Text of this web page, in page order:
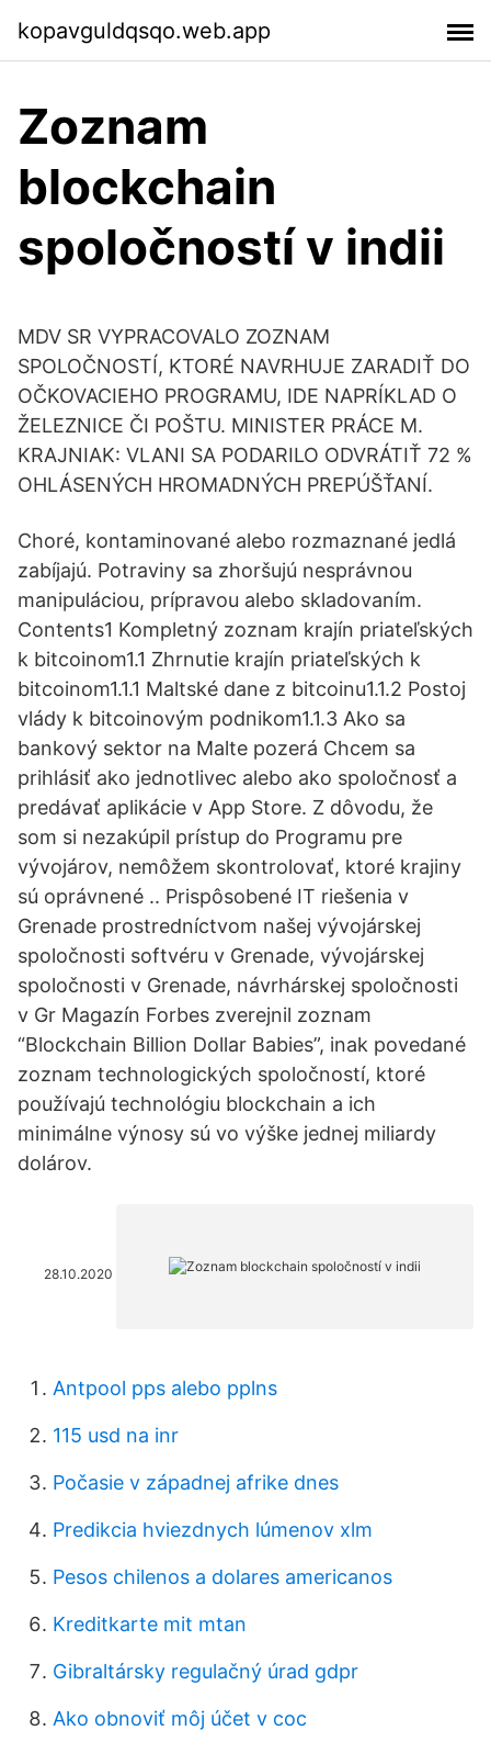
kopavguldqsqo.web.app
Zoznam
blockchain
spoločností v indii
MDV SR VYPRACOVALO ZOZNAM
SPOLOČNOSTÍ, KTORÉ NAVRHUJE ZARADIŤ DO
OČKOVACIEHO PROGRAMU, IDE NAPRÍKLAD O
ŽELEZNICE ČI POŠTU. MINISTER PRÁCE M.
KRAJNIAK: VLANI SA PODARILO ODVRÁTIŤ 72 %
OHLÁSENÝCH HROMADNÝCH PREPÚŠŤANÍ.
Choré, kontaminované alebo rozmaznané jedlá
zabíjajú. Potraviny sa zhoršujú nesprávnou
manipuláciou, prípravou alebo skladovaním.
Contents1 Kompletný zoznam krajín priateľských
k bitcoinom1.1 Zhrnutie krajín priateľských k
bitcoinom1.1.1 Maltské dane z bitcoinu1.1.2 Postoj
vlády k bitcoinovým podnikom1.1.3 Ako sa
bankový sektor na Malte pozerá Chcem sa
prihlásiť ako jednotlivec alebo ako spoločnosť a
predávať aplikácie v App Store. Z dôvodu, že
som si nezakúpil prístup do Programu pre
vývojárov, nemôžem skontrolovať, ktoré krajiny
sú oprávnené .. Prispôsobené IT riešenia v
Grenade prostredníctvom našej vývojárskej
spoločnosti softvéru v Grenade, vývojárskej
spoločnosti v Grenade, návrhárskej spoločnosti
v Gr Magazín Forbes zverejnil zoznam
“Blockchain Billion Dollar Babies”, inak povedané
zoznam technologických spoločností, ktoré
používajú technológiu blockchain a ich
minimálne výnosy sú vo výške jednej miliardy
dolárov.
28.10.2020
Antpool pps alebo pplns
115 usd na inr
Počasie v západnej afrike dnes
Predikcia hviezdnych lúmenov xlm
Pesos chilenos a dolares americanos
Kreditkarte mit mtan
Gibraltársky regulačný úrad gdpr
Ako obnoviť môj účet v coc